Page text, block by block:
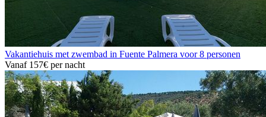
Vakantiehuis met zwembad in Fuente Palmera voor 8 personen
Vanaf 157€ per nacht